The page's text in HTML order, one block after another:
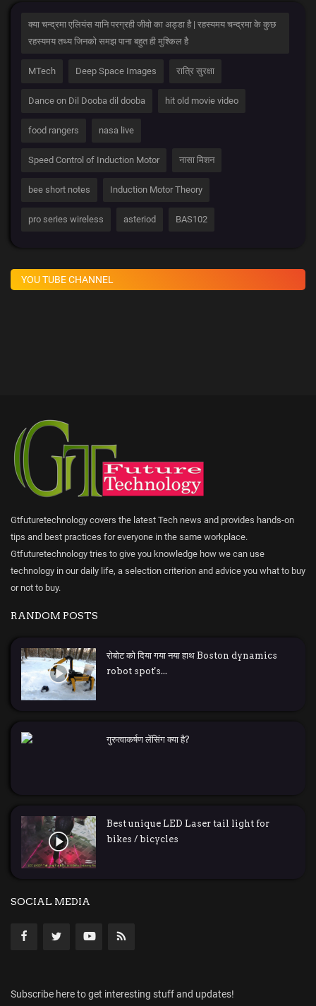
क्या चन्द्रमा एलियंस यानि परग्रही जीवो का अड्डा है | रहस्यमय चन्द्रमा के कुछ
रहस्यमय तथ्य जिनको समझ पाना बहुत ही मुश्किल है
MTech Deep Space Images रात्रि सुरक्षा
Dance on Dil Dooba dil dooba hit old movie video
food rangers nasa live
Speed Control of Induction Motor नासा मिशन
bee short notes Induction Motor Theory
pro series wireless asteriod BAS102
YOU TUBE CHANNEL
Gtfuturetechnology covers the latest Tech news and provides hands-on
tips and best practices for everyone in the same workplace.
Gtfuturetechnology tries to give you knowledge how we can use
technology in our daily life, a selection criterion and advice you what to buy
or not to buy.
RANDOM POSTS
रोबोट को दिया गया नया हाथ Boston dynamics
robot spot's...
गुरुत्वाकर्षण लेंसिंग क्या है?
Best unique LED Laser tail light for
bikes / bicycles
SOCIAL MEDIA
Subscribe here to get interesting stuff and updates!